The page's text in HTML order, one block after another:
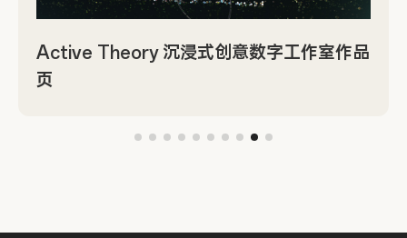
Active Theory 沉浸式创意数字工作室作品
页